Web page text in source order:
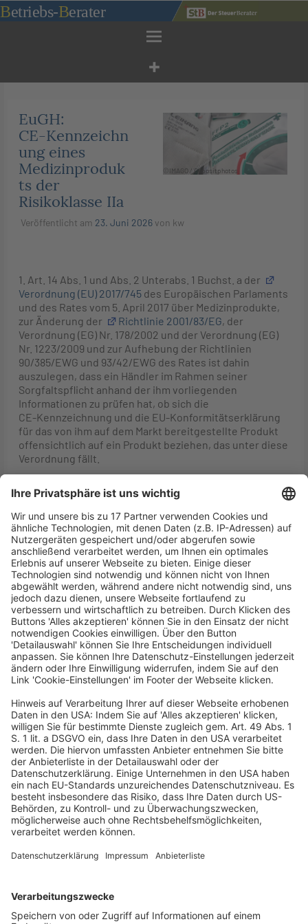
Zum
Inhalt
Betriebs-Berater
©IMAGO / Depositphotos
EuGH:
CE‑Kennzeichn
ung eines
Medizinproduk
ts der
Risikoklasse IIa
Veröffentlicht am 23. Juni 2026von kw
1. Art. 14 Abs. 1 und Abs. 2 Unterabs. 1 Buchst. a der
Verordnung (EU) 2017/745 des Europäischen Parlaments
und des Rates vom 5. April 2017 über Medizinprodukte,
zur Änderung der
Richtlinie 2001/83/EG, der
Verordnung (EG) Nr. 178/2002 und der Verordnung (EG)
Nr. 1223/2009 und zur Aufhebung der Richtlinien
90/385/EWG und 93/42/EWG des Rates ist dahin
auszulegen, dass ein Händler im Rahmen seiner
Sorgfaltspflicht anhand der ihm vorliegenden
Informationen zu prüfen hat, ob sich die
CE‑Kennzeichnung und die EU-Konformitätserklärung
für das von ihm auf dem Markt bereitgestellte Produkt
offensichtlich auf ein Produkt beziehen, das unter diese
Verordnung fällt.
2. Art. 14 Abs. 2 Unterabs. 1 Buchst. a in Verbindung mit
Art. 14 Abs. 1 der Verordnung 2017/745 ist dahin
auszulegen, dass ein Händler nicht zur Prüfung
verpflichtet ist, ob das von ihm auf dem Markt
bereitgestellte Produkt in die Risikoklasse IIa im Sinne
dieser Verordnung einzuordnen und deshalb mit einer
vierstelligen Kennnummer einer Benannten Stelle zu
versehen ist. Wenn sich aus den dem Händler
vorliegenden Informationen allerdings ergibt, dass
dieses Produkt vom Hersteller in eine Risikoklasse
klassifiziert wurde, die die Beteiligung einer Benannten
Stelle erfordert, schließt die Sorgfaltspflicht des
Händlers die Prüfung ein, ob die vierstellige
Kennnummer dieser Stelle vorhanden ist.
3. Art. 14 Abs. 2 Unterabs. 3 der Verordnung 2017/745 ist
dahin auszulegen, dass ein Händler Grund zu der
Annahme haben kann, dass ein Produkt nicht der
Verordnung 2017/745 entspricht, wenn ihn ein
Wettbewerber hinsichtlich der Nichtkonformität dieses
Produkts abmahnt. Wenn der vom Händler befragte
Hersteller der Auffassung ist, dass die geltend
gemachte Nichtkonformität nicht bestehe, kann dem
Händler nicht vorgeworfen werden, seine sich aus
dieser Bestimmung ergebenden Pflichten dadurch
verletzt zu haben, dass er sich der Stellungnahme des
Stellungnahme erschiene ihm offensichtlich
nationale Behörde gemäß dieser Bestimmung
informiert hat, werden die damit ausgedrückten Zweifel
an der Konformität des betreffenden Produkts durch